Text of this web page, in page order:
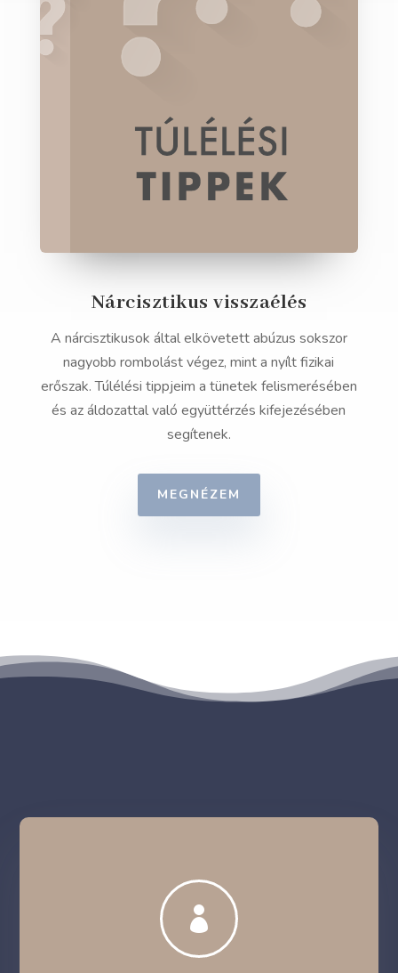
Nárcisztikus visszaélés
A nárcisztikusok által elkövetett abúzus sokszor
nagyobb rombolást végez, mint a nyílt fizikai
erőszak. Túlélési tippjeim a tünetek felismerésében
és az áldozattal való együttérzés kifejezésében
segítenek.
MEGNÉZEM
